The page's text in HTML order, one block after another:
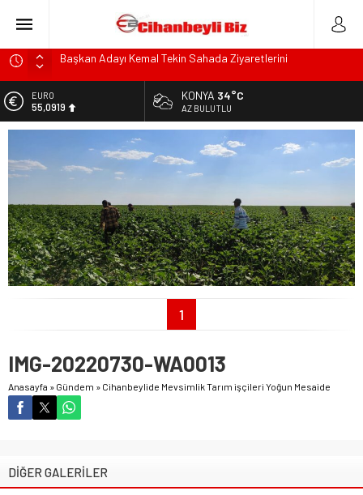
Yoğunlaştırdı
Konyalı Çiftci Feci şekilde Can Verdi
Konya’da araçta oksijen tüpünün patlaması sonucu hayatını
kaybeden biri bebek 2 kişi ile yaralanan 2 kişinin kimlikleri
KULU’DA HAFİF TİCARİ ARAÇ TAKLA ATTI: 2’Sİ ÇOCUK, 3
YARALI
Trafik Kazasinda Yaralanmıştı, Tedavi gördüğü Hastanede
Hayatını Kaybetti
EURO
55,0919
DOLAR
47,5932
KONYA 34°C
AZ BULUTLU
1
IMG-20220730-WA0013
Anasayfa » Gündem » Cihanbeylide Mevsimlik Tarım işçileri Yoğun Mesaide
DİĞER GALERİLER